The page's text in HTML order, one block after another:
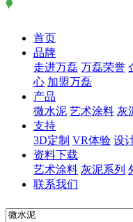
首页
品牌
走进万磊 万磊荣誉
心 加盟万磊
产品
微水泥 艺术涂料 灰
支持
3D定制 VR体验 设
资料下载
艺术涂料 灰泥系列
联系我们